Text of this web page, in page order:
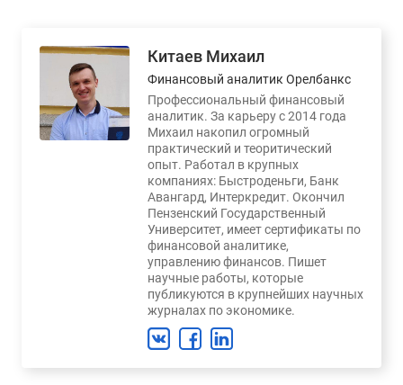
Китаев Михаил
Финансовый аналитик Орелбанкс
Профессиональный финансовый
аналитик. За карьеру с 2014 года
Михаил накопил огромный
практический и теоритический
опыт. Работал в крупных
компаниях: Быстроденьги, Банк
Авангард, Интеркредит. Окончил
Пензенский Государственный
Университет, имеет сертификаты по
финансовой аналитике,
управлению финансов. Пишет
научные работы, которые
публикуются в крупнейших научных
журналах по экономике.